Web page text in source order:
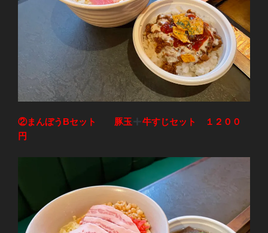
②まんぼうBセット 豚玉
牛すじセット １２００
円